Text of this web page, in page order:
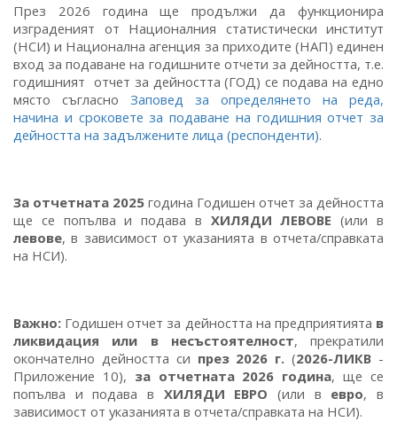
През 2026 година ще продължи да функционира
изграденият от Националния статистически институт
(НСИ) и Национална агенция за приходите (НАП) единен
вход за подаване на годишните отчети за дейността, т.е.
годишният отчет за дейността (ГОД) се подава на едно
място съгласно Заповед за определянето на реда,
начина и сроковете за подаване на годишния отчет за
дейността на задължените лица (респонденти).
За отчетната 2025 година Годишен отчет за дейността
ще се попълва и подава в ХИЛЯДИ ЛЕВОВЕ (или в
левове, в зависимост от указанията в отчета/справката
на НСИ).
Важно: Годишен отчет за дейността на предприятията в
ликвидация или в несъстоятелност, прекратили
окончателно дейността си през 2026 г. (2026-ЛИКВ -
Приложение 10), за отчетната 2026 година, ще се
попълва и подава в ХИЛЯДИ ЕВРО (или в евро, в
зависимост от указанията в отчета/справката на НСИ).